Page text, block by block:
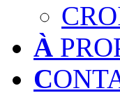
À
C